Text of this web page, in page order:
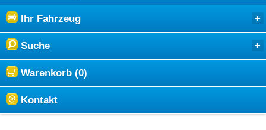
Ihr Fahrzeug
Suche
Warenkorb (0)
Kontakt